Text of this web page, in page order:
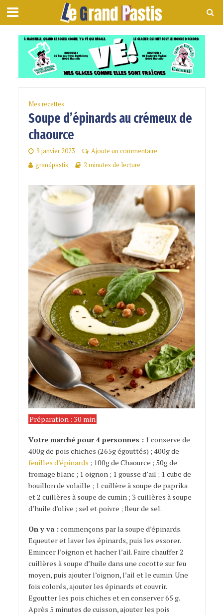
Mes recettes
Soupe d’épinards au crémeux de
chaource
9 janvier 2023
Ajoute un commentaire
grandpastis
2 minutes de lecture
Préparation : 30 min
Votre marché pour 4 personnes : 1 conserve de
400g de pois chiches (265g égouttés) ; 400g de
feuilles d’épinards ; 100g de Chaource ; 50g de
fromage blanc ; 1 oignon ; 1 gousse d’ail ; 1 cube de
bouillon de volaille ; 1 cuillère à soupe de paprika
et 2 cuillères à soupe de cumin ; 3 cuillères à soupe
d’huile d’olive ; sel et poivre ; fleur de sel.
On y va : commençons par la soupe d’épinards.
Equeuter et laver les épinards, puis les essorer.
Emincer l’oignon et hacher l’ail. Faire chauffer 2
cuillères à soupe d’huile dans une cocotte sur feu
moyen, puis ajouter l’oignon, l’ail et le cumin. Une
fois colorés, ajouter les épinards et couvrir.
Egoutter les pois chiches et en conserver 65 g.
Après 5 minutes de cuisson, ajouter les pois